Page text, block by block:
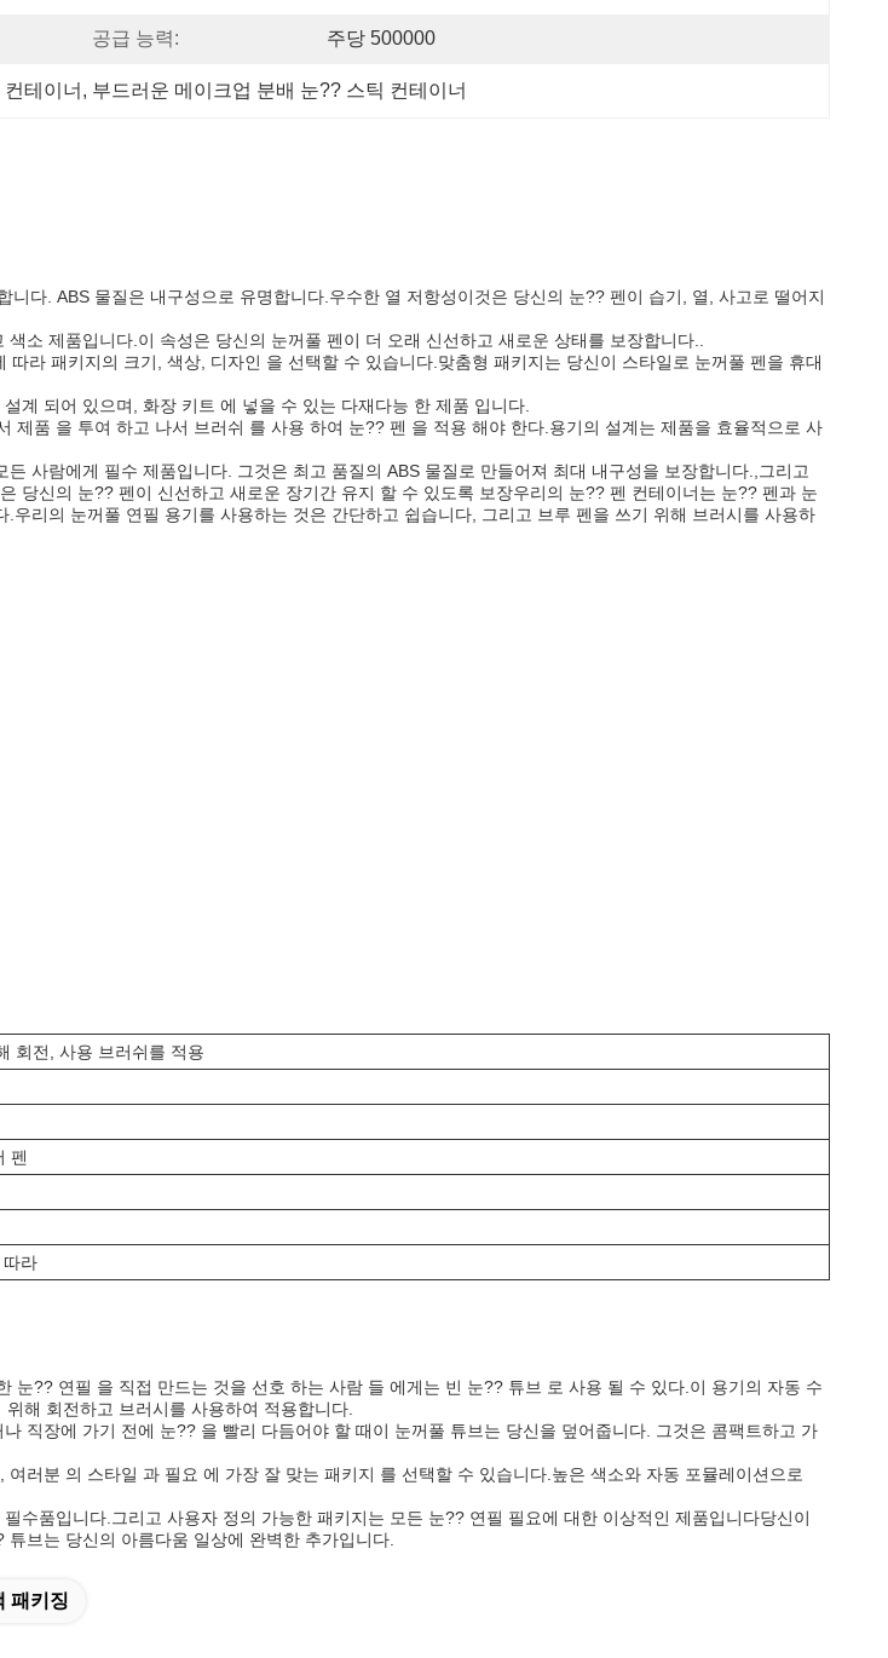
공급 능력: 주당 500000
테이너 , 부드러운 메이크업 분배 눈?? 스틱 컨테이너
다. ABS 물질은 내구성으로 유명합니다.우수한 열 저항성이것은 당신의 눈?? 펜이 습기, 열, 사고로 떨어지
소 제품입니다.이 속성은 당신의 눈꺼풀 펜이 더 오래 신선하고 새로운 상태를 보장합니다..
라 패키지의 크기, 색상, 디자인 을 선택할 수 있습니다.맞춤형 패키지는 당신이 스타일로 눈꺼풀 펜을 휴대
계 되어 있으며, 화장 키트 에 넣을 수 있는 다재다능 한 제품 입니다.
품 을 투여 하고 나서 브러쉬 를 사용 하여 눈?? 펜 을 적용 해야 한다.용기의 설계는 제품을 효율적으로 사
사람에게 필수 제품입니다. 그것은 최고 품질의 ABS 물질로 만들어져 최대 내구성을 보장합니다.,그리고
당신의 눈?? 펜이 신선하고 새로운 장기간 유지 할 수 있도록 보장우리의 눈?? 펜 컨테이너는 눈?? 펜과 눈
리의 눈꺼풀 연필 용기를 사용하는 것은 간단하고 쉽습니다, 그리고 브루 펜을 쓰기 위해 브러시를 사용하
회전, 사용 브러쉬를 적용
펜
따라
?? 연필 을 직접 만드는 것을 선호 하는 사람 들 에게는 빈 눈?? 튜브 로 사용 될 수 있다.이 용기의 자동 수
해 회전하고 브러시를 사용하여 적용합니다.
직장에 가기 전에 눈?? 을 빨리 다듬어야 할 때이 눈꺼풀 튜브는 당신을 덮어줍니다. 그것은 콤팩트하고 가
러분 의 스타일 과 필요 에 가장 잘 맞는 패키지 를 선택할 수 있습니다.높은 색소와 자동 포뮬레이션으로
수품입니다.그리고 사용자 정의 가능한 패키지는 모든 눈?? 연필 필요에 대한 이상적인 제품입니다당신이
브는 당신의 아름다움 일상에 완벽한 추가입니다.
패키징